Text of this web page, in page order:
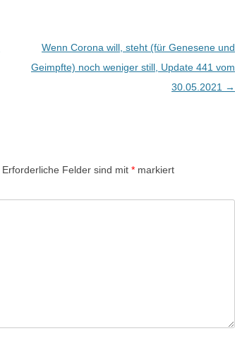
Wenn Corona will, steht (für Genesene und
Geimpfte) noch weniger still, Update 441 vom
30.05.2021 →
Erforderliche Felder sind mit * markiert